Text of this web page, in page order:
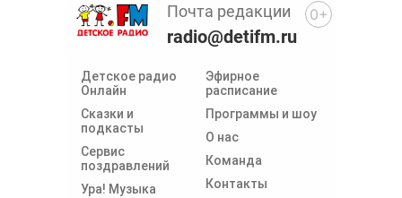
Детское радио
Онлайн
Сказки и
подкасты
Сервис
поздравлений
Ура! Музыка
Эфирное
расписание
Программы и шоу
О нас
Команда
Контакты
Почта редакции
radio@detifm.ru
0+